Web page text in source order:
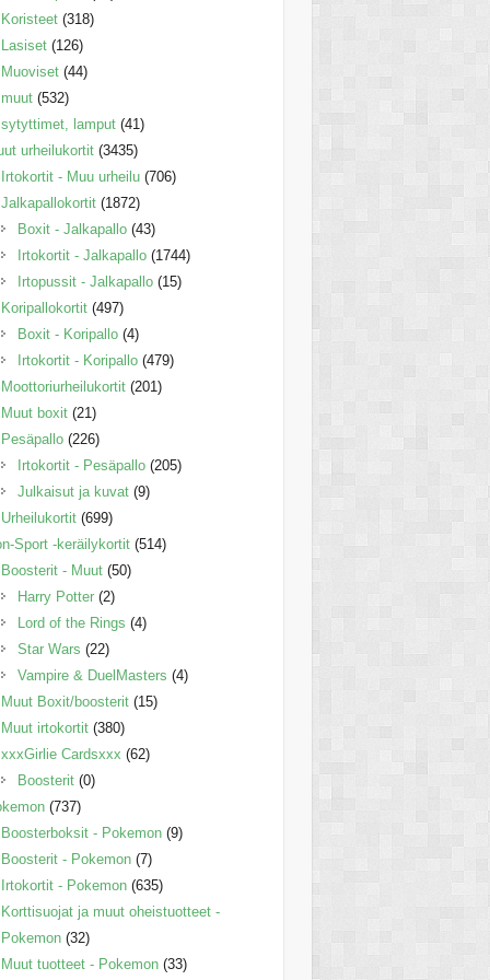
Koristeet (318)
Lasiset (126)
Muoviset (44)
muut (532)
sytyttimet, lamput (41)
urheilukortit (3435)
Irtokortit - Muu urheilu (706)
Jalkapallokortit (1872)
Boxit - Jalkapallo (43)
Irtokortit - Jalkapallo (1744)
Irtopussit - Jalkapallo (15)
Koripallokortit (497)
Boxit - Koripallo (4)
Irtokortit - Koripallo (479)
Moottoriurheilukortit (201)
Muut boxit (21)
Pesäpallo (226)
Irtokortit - Pesäpallo (205)
Julkaisut ja kuvat (9)
Urheilukortit (699)
Sport -keräilykortit (514)
Boosterit - Muut (50)
Harry Potter (2)
Lord of the Rings (4)
Star Wars (22)
Vampire & DuelMasters (4)
Muut Boxit/boosterit (15)
Muut irtokortit (380)
xxxGirlie Cardsxxx (62)
Boosterit (0)
(737)
Boosterboksit - Pokemon (9)
Boosterit - Pokemon (7)
Irtokortit - Pokemon (635)
Korttisuojat ja muut oheistuotteet -
Pokemon (32)
Muut tuotteet - Pokemon (33)